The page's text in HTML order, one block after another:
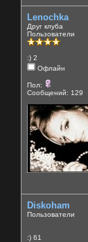
Lenochka
Друг клуба
Пользователи
:) 2
Офлайн
Пол:
Сообщений: 129
Diskoham
Пользователи
:) 61